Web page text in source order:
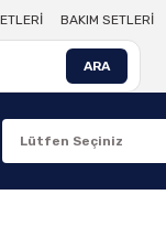
BAKIM SETLERİ
ARA